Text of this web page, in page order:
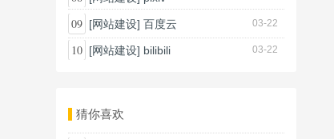
09 [网站建设] 百度云 03-22
10 [网站建设] bilibili 03-22
猜你喜欢